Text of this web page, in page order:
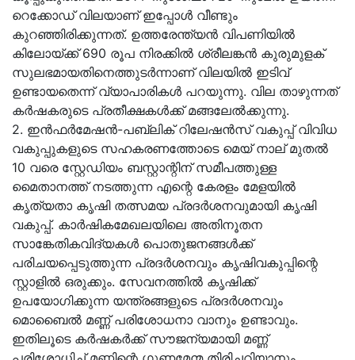
റെക്കോഡ് വിലയാണ് ഇപ്പോൾ വീണ്ടും
കുറഞ്ഞിരിക്കുന്നത്. ഉത്തരേന്ത്യൻ വിപണിയിൽ
കിലോയ്ക്ക് 690 രൂപ നിരക്കിൽ ശ്രീലങ്കൻ കുരുമുളക്
സുലഭമായതിനെത്തുടർന്നാണ് വിലയിൽ ഇടിവ്
ഉണ്ടായതെന്ന് വ്യാപാരികൾ പറയുന്നു. വില താഴുന്നത്
കർഷകരുടെ പ്രതീക്ഷകൾക്ക് മങ്ങലേൽക്കുന്നു.
2. ഇന്‍ഫര്‍മേഷന്‍-പബ്ലിക് റിലേഷന്‍സ് വകുപ്പ് വിവിധ
വകുപ്പുകളുടെ സഹകരണത്തോടെ മെയ് നാല് മുതല്‍
10 വരെ സ്റ്റേഡിയം ബസ്റ്റാന്റിന് സമീപത്തുള്ള
മൈതാനത്ത് നടത്തുന്ന എന്റെ കേരളം മേളയില്‍
കൃത്യതാ കൃഷി തത്സമയ പ്രദര്‍ശനവുമായി കൃഷി
വകുപ്പ്. കാര്‍ഷികമേഖലയിലെ അതിനൂതന
സാങ്കേതികവിദ്യകള്‍ പൊതുജനങ്ങള്‍ക്ക്
പരിചയപ്പെടുത്തുന്ന പ്രദര്‍ശനവും കൃഷിവകുപ്പിന്റെ
സ്റ്റാളില്‍ ഒരുക്കും. സേവനത്തില്‍ കൃഷിക്ക്
ഉപയോഗിക്കുന്ന യന്ത്രങ്ങളുടെ പ്രദര്‍ശനവും
മൊബൈല്‍ മണ്ണ് പരിശോധനാ വാനും ഉണ്ടാവും.
ഇതിലൂടെ കര്‍ഷകര്‍ക്ക് സൗജന്യമായി മണ്ണ്